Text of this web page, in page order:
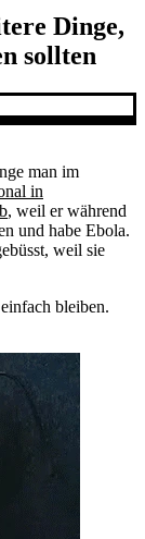
Dinge,
sollten
man im
in
, weil er während
und habe Ebola.
weil sie
bleiben.